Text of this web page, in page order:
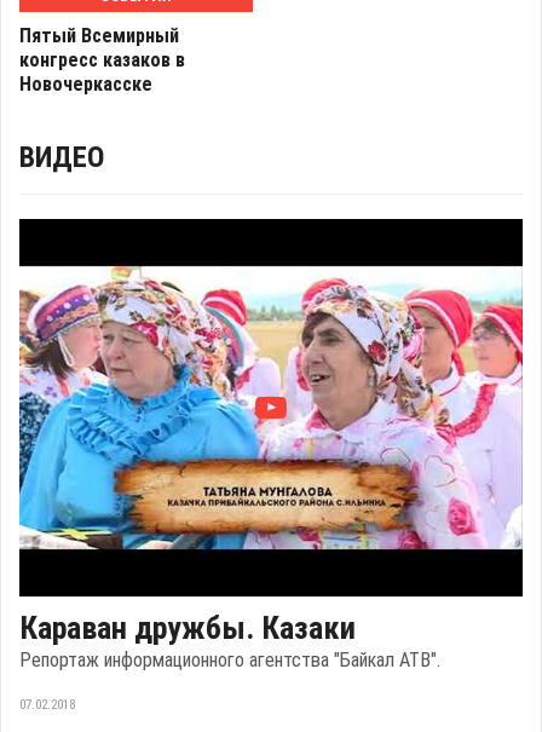
Пятый Всемирный
конгресс казаков в
Новочеркасске
ВИДЕО
Караван дружбы. Казаки
Репортаж информационного агентства "Байкал АТВ".
07.02.2018